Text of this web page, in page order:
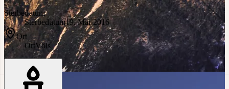
Sterbedatum
Sterbedatum19. Mai 2016
Ort
OrtVöls